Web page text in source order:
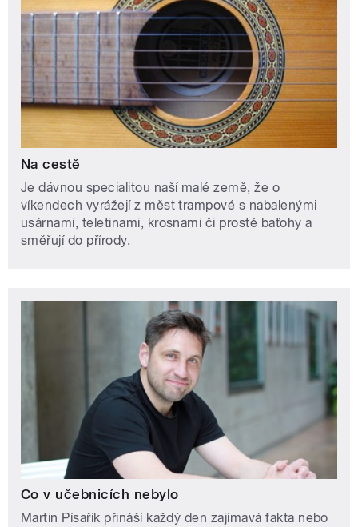
Na cestě
Je dávnou specialitou naší malé země, že o
víkendech vyrážejí z měst trampové s nabalenými
usárnami, teletinami, krosnami či prostě baťohy a
směřují do přírody.
Co v učebnicích nebylo
Martin Písařík přináší každý den zajímavá fakta nebo